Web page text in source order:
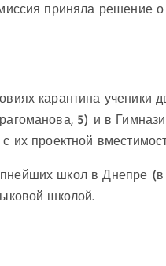
приняла решение
карантина ученики
5) и в
их проектной
школ в Днепре (в
школой.